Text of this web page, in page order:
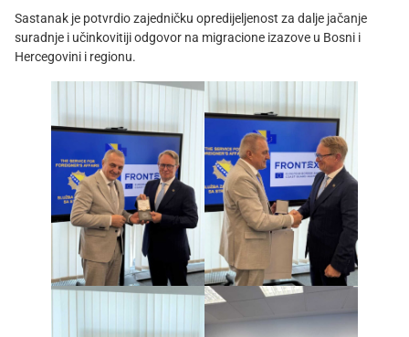
Sastanak je potvrdio zajedničku opredijeljenost za dalje jačanje
suradnje i učinkovitiji odgovor na migracione izazove u Bosni i
Hercegovini i regionu.